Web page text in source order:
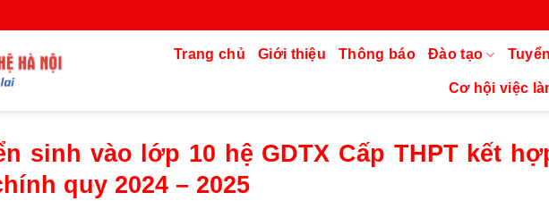
Trang chủ Giới thiệu Thông báo Đào tạo
Cơ hội việc
sinh vào lớp 10 hệ GDTX Cấp THPT kết
quy 2024 – 2025